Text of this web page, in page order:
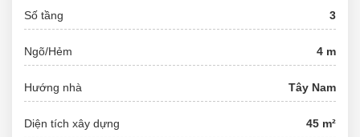
Số tầng 3
Ngõ/Hẻm 4 m
Hướng nhà Tây Nam
Diện tích xây dựng 45 m²